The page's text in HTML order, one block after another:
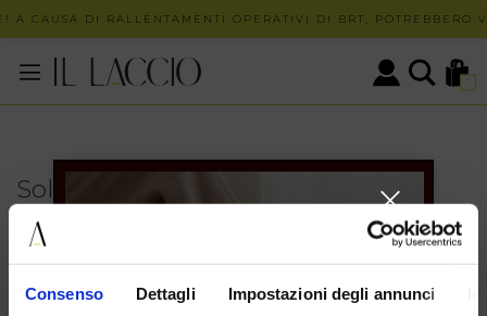
Consenso Dettagli Impostazioni degli annunci
A CAUSA DI RALLENTAMENTI OPERATIVI DI BRT, POTREBBERO
0
Solo in negozio
PUOI TROVARE QUESTO ARTICOLO SOLO PRESSO I
NOSTRI PUNTI VENDITA: